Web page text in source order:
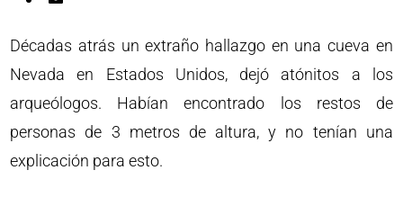
Décadas atrás un extraño hallazgo en una cueva en
Nevada en Estados Unidos, dejó atónitos a los
arqueólogos. Habían encontrado los restos de
personas de 3 metros de altura, y no tenían una
explicación para esto.